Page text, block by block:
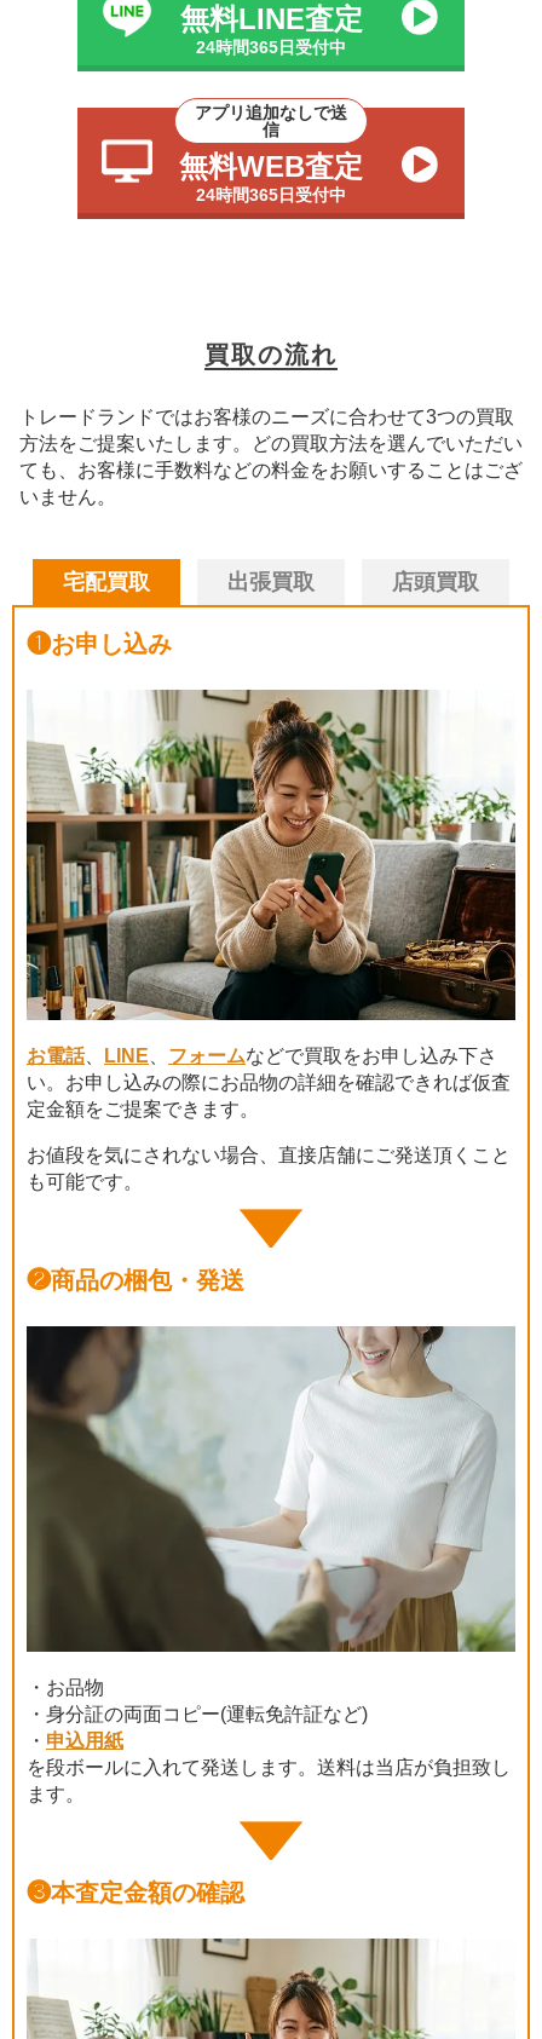
無料LINE査定
24時間365日受付中
アプリ追加なしで送
信
無料WEB査定
24時間365日受付中
買取の流れ
トレードランドではお客様のニーズに合わせて3つの買取
方法をご提案いたします。
どの買取方法を選んでいただい
ても、お客様に手数料などの料金をお願いすることはござ
いません。
宅配買取 出張買取 店頭買取
❶お申し込み
お電話、 LINE フォームなどで買取をお申し込み下さ
い。お申し込みの際にお品物の詳細を確認できれば仮査
定金額をご提案できます。
お値段を気にされない場合、直接店舗にご発送頂くこと
も可能です。
❷商品の梱包・発送
・お品物
・身分証の両面コピー(運転免許証など)
・ 申込用紙
を段ボールに入れて発送します。送料は当店が負担致し
ます。
❸本査定金額の確認